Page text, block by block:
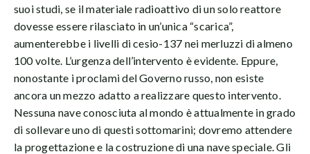
suoi studi, se il materiale radioattivo di un solo reattore
dovesse essere rilasciato in un’unica “scarica”,
aumenterebbe i livelli di cesio-137 nei merluzzi di almeno
100 volte. L’urgenza dell’intervento è evidente. Eppure,
nonostante i proclami del Governo russo, non esiste
ancora un mezzo adatto a realizzare questo intervento.
Nessuna nave conosciuta al mondo è attualmente in grado
di sollevare uno di questi sottomarini; dovremo attendere
la progettazione e la costruzione di una nave speciale. Gli